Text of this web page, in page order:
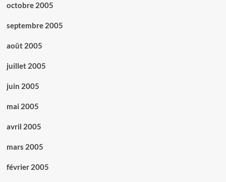
octobre 2005
septembre 2005
août 2005
juillet 2005
juin 2005
mai 2005
avril 2005
mars 2005
février 2005